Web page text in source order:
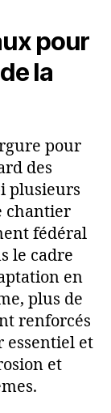
pour
la
pour
des
plusieurs
chantier
fédéral
le cadre
en
plus de
renforcés
essentiel et
et